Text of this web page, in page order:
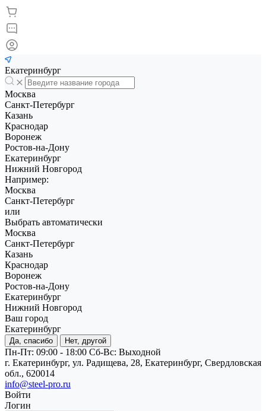
Екатеринбург
Москва
Санкт-Петербург
Казань
Краснодар
Воронеж
Ростов-на-Дону
Екатеринбург
Нижний Новгород
Например:
Москва
Санкт-Петербург
или
Выбрать автоматически
Москва
Санкт-Петербург
Казань
Краснодар
Воронеж
Ростов-на-Дону
Екатеринбург
Нижний Новгород
Ваш город
Екатеринбург
Да, спасибо Нет, другой
Пн-Пт: 09:00 - 18:00 Cб-Вс: Выходной
г. Екатеринбург, ул. Радищева, 28, Екатеринбург, Свердловская
обл., 620014
info@steel-pro.ru
Войти
Логин